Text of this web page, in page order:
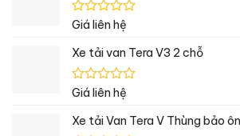
5
sao
Được
hạng
5
sao
Giá liên hệ
Xe tải van Tera V3 2 chỗ
Được
hạng
Giá liên hệ
Xe tải Van Tera V Thùng bảo